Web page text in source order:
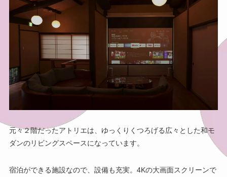
元々２階だったアトリエは、ゆっくりくつろげる広々とした和モ
ダンのリビングスペースになっています。
宿泊ができる施設なので、設備も充実。4Kの大画面スクリーンで